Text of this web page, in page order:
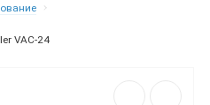
VAC-24